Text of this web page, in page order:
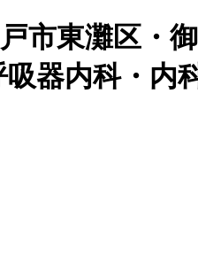
市東灘区・
器内科・内